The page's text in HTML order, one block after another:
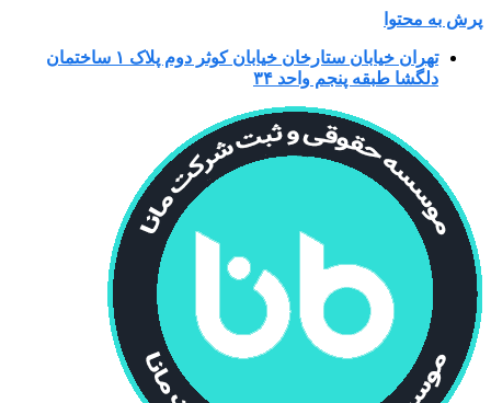
پرش به محتوا
تهران خیابان ستارخان خیابان کوثر دوم پلاک ۱ ساختمان
دلگشا طبقه پنجم واحد ۳۴